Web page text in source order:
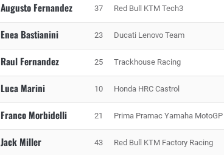
Augusto Fernandez 37 Red Bull KTM Tech3
Enea Bastianini 23 Ducati Lenovo Team
Raul Fernandez 25 Trackhouse Racing
Luca Marini 10 Honda HRC Castrol
Franco Morbidelli 21 Prima Pramac Yamaha MotoGP
Jack Miller 43 Red Bull KTM Factory Racing